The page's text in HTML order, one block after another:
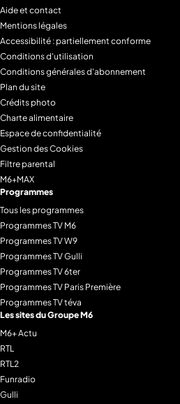
Aide et contact
Mentions légales
Accessibilité : partiellement conforme
Conditions d'utilisation
Conditions générales d'abonnement
Plan du site
Crédits photo
Charte alimentaire
Espace de confidentialité
Gestion des Cookies
Filtre parental
M6+MAX
Programmes
Tous les programmes
Programmes TV M6
Programmes TV W9
Programmes TV Gulli
Programmes TV 6ter
Programmes TV Paris Première
Programmes TV téva
Les sites du Groupe M6
M6+ Actu
RTL
RTL2
Funradio
Gulli